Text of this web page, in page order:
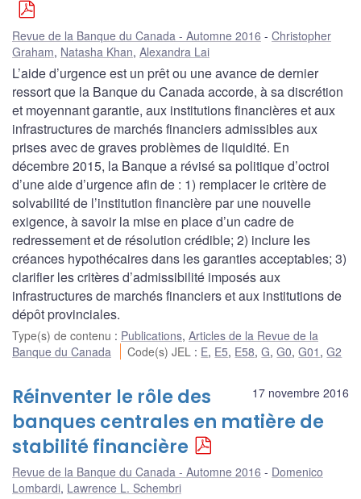
Revue de la Banque du Canada - Automne 2016
Christopher
Graham, Natasha Khan, Alexandra Lai
L’aide d’urgence est un prêt ou une avance de dernier
ressort que la Banque du Canada accorde, à sa discrétion
et moyennant garantie, aux institutions financières et aux
infrastructures de marchés financiers admissibles aux
prises avec de graves problèmes de liquidité. En
décembre 2015, la Banque a révisé sa politique d’octroi
d’une aide d’urgence afin de : 1) remplacer le critère de
solvabilité de l’institution financière par une nouvelle
exigence, à savoir la mise en place d’un cadre de
redressement et de résolution crédible; 2) inclure les
créances hypothécaires dans les garanties acceptables; 3)
clarifier les critères d’admissibilité imposés aux
infrastructures de marchés financiers et aux institutions de
dépôt provinciales.
Type(s) de contenu : Publications, Articles de la Revue de la
Banque du Canada
Code(s) JEL : E, E5, E58,G,G0,G01 ,G2
17 novembre 2016
Réinventer le rôle des
banques centrales en matière de
stabilité financière
Revue de la Banque du Canada - Automne 2016
Domenico
Lombardi, Lawrence L. Schembri